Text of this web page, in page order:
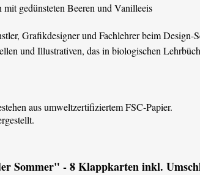
gedünsteten Beeren und Vanilleeis
Grafikdesigner und Fachlehrer beim
und Illustrativen, das in biologischen
aus umweltzertifiziertem FSC-Papier.
Sommer" - 8 Klappkarten inkl.